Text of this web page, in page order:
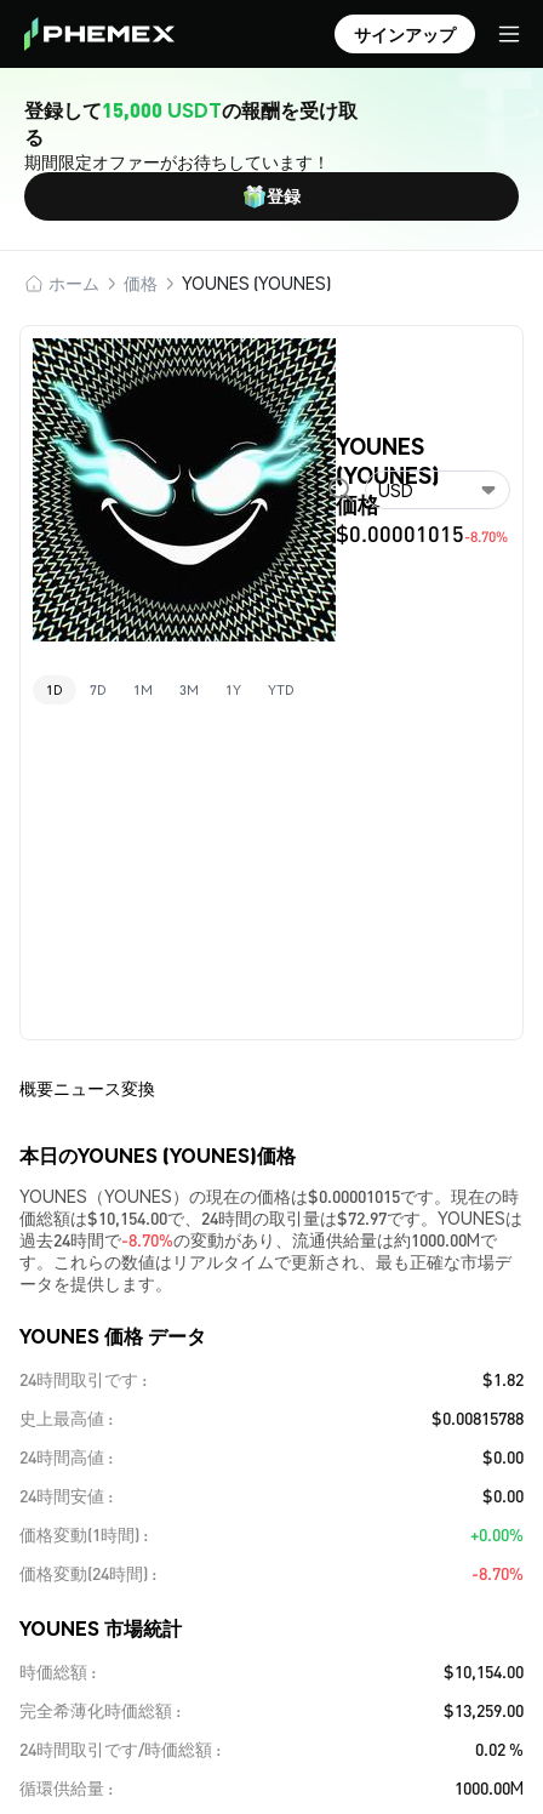
サインアップ
登録して15,000 USDTの報酬を受け取
る
期間限定オファーがお待ちしています！
登録
ホーム 価格 YOUNES (YOUNES)
YOUNES
(YOUNES)
価格
$0.00001015-8.70%
USD
1D 7D 1M 3M 1Y YTD
概要ニュース変換
本日のYOUNES (YOUNES)価格
YOUNES（YOUNES）の現在の価格は$0.00001015です。現在の時
価総額は$10,154.00で、24時間の取引量は$72.97です。YOUNESは
過去24時間で-8.70%の変動があり、流通供給量は約1000.00Mで
す。これらの数値はリアルタイムで更新され、最も正確な市場デ
ータを提供します。
YOUNES 価格 データ
24時間取引です
$1.82
史上最高値
$0.00815788
24時間高値
$0.00
24時間安値
$0.00
価格変動(1時間)
+0.00%
価格変動(24時間)
-8.70%
YOUNES 市場統計
時価総額
$10,154.00
完全希薄化時価総額
$13,259.00
24時間取引です/時価総額
0.02 %
循環供給量
1000.00M